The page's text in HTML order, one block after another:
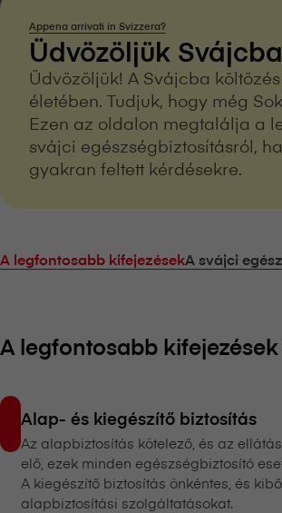
Appena arrivati in Svizzera?
Üdvözöljük
Üdvözöljük! A Svájcba
életében. Tudjuk, hogy még
Ezen az oldalon megtalálja a
svájci egészségbiztosításról,
gyakran feltett kérdésekre.
A legfontosabb kifejezésekA svájci
A legfontosabb kifejezések
Alap- és kiegészítő biztosítás
Az alapbiztosítás kötelező, és az
elő, ezek minden egészségbiztosító
A kiegészítő biztosítás önkéntes, és
alapbiztosítási szolgáltatásokat.